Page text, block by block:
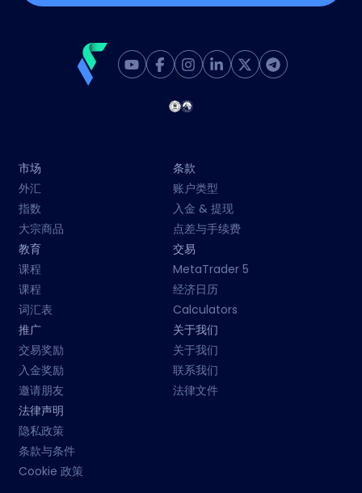
市场
外汇
指数
大宗商品
条款
账户类型
入金 & 提现
点差与手续费
教育
课程
课程
词汇表
交易
MetaTrader 5
经济日历
Calculators
推广
交易奖励
入金奖励
邀请朋友
关于我们
关于我们
联系我们
法律文件
法律声明
隐私政策
条款与条件
Cookie 政策